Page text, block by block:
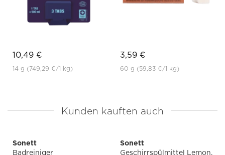
10,49 €
14 g (749,29 €/1 kg)
3,59 €
60 g (59,83 €/1 kg)
Kunden kauften auch
Sonett
Badreiniger
Sonett
Geschirrspülmittel Lemon,